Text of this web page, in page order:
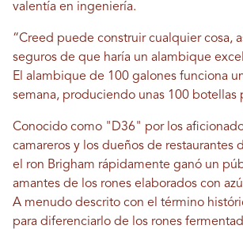
valentía en ingeniería.
“Creed puede construir cualquier cosa,
seguros de que haría un alambique
El alambique de 100 galones funciona
semana, produciendo unas 100 botellas
Conocido como "D36" por los
camareros y los dueños de restaurantes
el ron Brigham rápidamente ganó un
amantes de los rones elaborados con
A menudo descrito con el término
para diferenciarlo de los rones